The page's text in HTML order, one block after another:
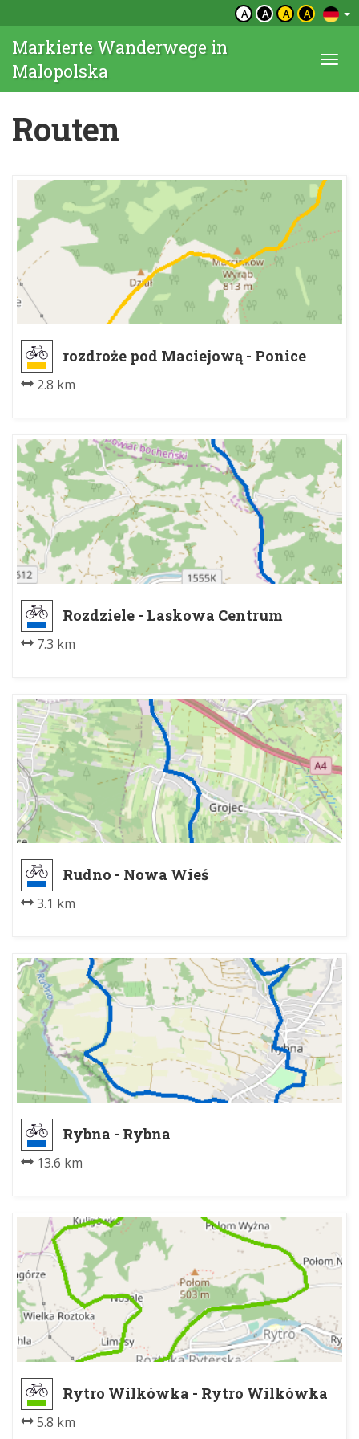
A A A A
Markierte Wanderwege in
Malopolska
Routen
rozdroże pod Maciejową - Ponice
2.8 km
Rozdziele - Laskowa Centrum
7.3 km
Rudno - Nowa Wieś
3.1 km
Rybna - Rybna
13.6 km
Rytro Wilkówka - Rytro Wilkówka
5.8 km